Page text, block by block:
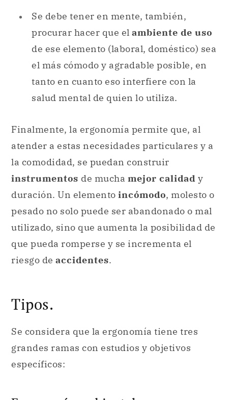
Se debe tener en mente, también,
procurar hacer que el ambiente de uso
de ese elemento (laboral, doméstico) sea
el más cómodo y agradable posible, en
tanto en cuanto eso interfiere con la
salud mental de quien lo utiliza.
Finalmente, la ergonomía permite que, al
atender a estas necesidades particulares y a
la comodidad, se puedan construir
instrumentos de mucha mejor calidad y
duración. Un elemento incómodo, molesto o
pesado no solo puede ser abandonado o mal
utilizado, sino que aumenta la posibilidad de
que pueda romperse y se incrementa el
riesgo de accidentes.
Tipos.
Se considera que la ergonomía tiene tres
grandes ramas con estudios y objetivos
específicos: